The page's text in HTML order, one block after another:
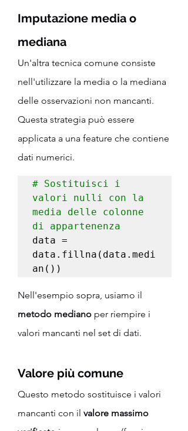
Imputazione media o
mediana
Un'altra tecnica comune consiste
nell'utilizzare la media o la mediana
delle osservazioni non mancanti.
Questa strategia può essere
applicata a una feature che contiene
dati numerici.
# Sostituisci i
valori nulli con la
media delle colonne
di appartenenza
data =
data.fillna(data.medi
an())
Nell'esempio sopra, usiamo il
metodo mediano per riempire i
valori mancanti nel set di dati.
Valore più comune
Questo metodo sostituisce i valori
mancanti con il valore massimo